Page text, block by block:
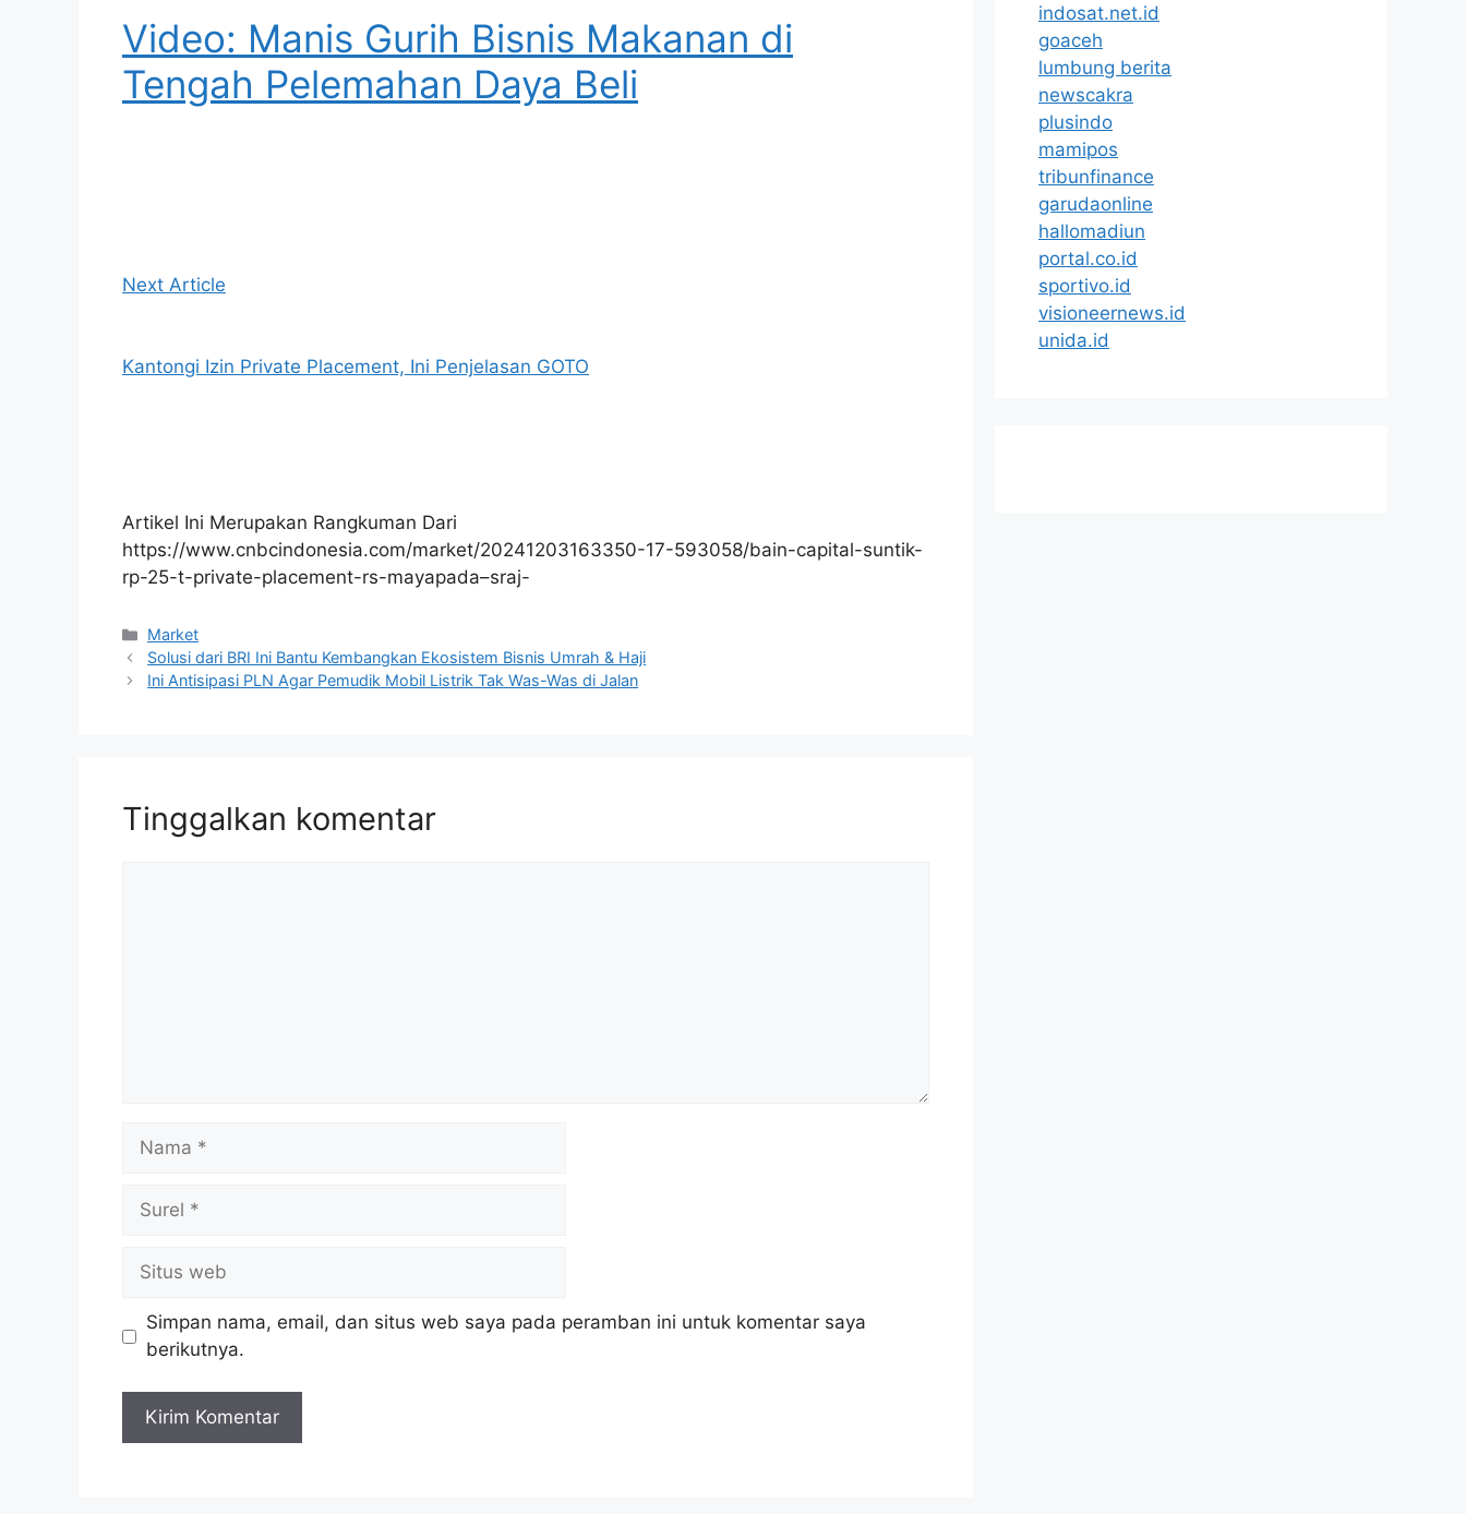
Video: Manis Gurih Bisnis Makanan di
Tengah Pelemahan Daya Beli
Next Article
Kantongi Izin Private Placement, Ini Penjelasan GOTO
Artikel Ini Merupakan Rangkuman Dari
https://www.cnbcindonesia.com/market/20241203163350-17-593058/bain-capital-suntik-
rp-25-t-private-placement-rs-mayapada–sraj-
Kategori
Market
Solusi dari BRI Ini Bantu Kembangkan Ekosistem Bisnis Umrah & Haji
Ini Antisipasi PLN Agar Pemudik Mobil Listrik Tak Was-Was di Jalan
Tinggalkan komentar
Nama
Surel
Situs
web
Simpan nama, email, dan situs web saya pada peramban ini untuk komentar saya
berikutnya.
indosat.net.id
goaceh
lumbung berita
newscakra
plusindo
mamipos
tribunfinance
garudaonline
hallomadiun
portal.co.id
sportivo.id
visioneernews.id
unida.id